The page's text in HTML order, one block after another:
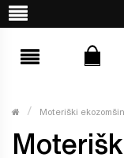
Moteriški